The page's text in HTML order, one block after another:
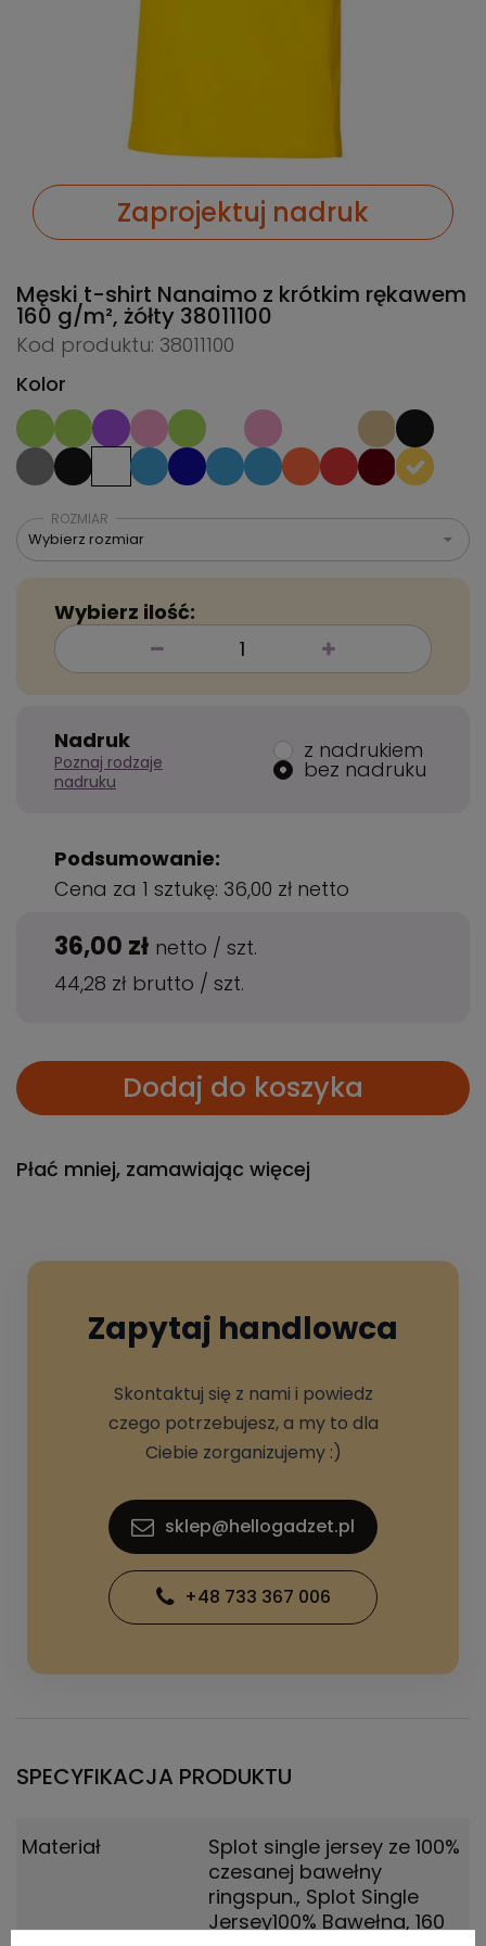
Zaprojektuj nadruk
Męski t-shirt Nanaimo z krótkim rękawem
160 g/m², żółty 38011100
Kod produktu: 38011100
Kolor
ROZMIAR
Wybierz rozmiar
Wybierz ilość:
Nadruk
Poznaj rodzaje
nadruku
z nadrukiem
bez nadruku
Podsumowanie:
Cena za 1 sztukę: 36,00 zł netto
36,00 zł netto / szt.
44,28 zł brutto / szt.
Dodaj do koszyka
Płać mniej, zamawiając więcej
Zapytaj handlowca
Skontaktuj się z nami i powiedz
czego potrzebujesz, a my to dla
Ciebie zorganizujemy :)
sklep@hellogadzet.pl
+48 733 367 006
SPECYFIKACJA PRODUKTU
Materiał
Splot single jersey ze 100%
czesanej bawełny
ringspun., Splot Single
Jersey100% Bawełna, 160